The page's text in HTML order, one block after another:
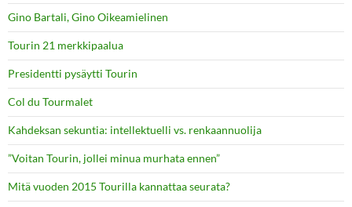
Gino Bartali, Gino Oikeamielinen
Tourin 21 merkkipaalua
Presidentti pysäytti Tourin
Col du Tourmalet
Kahdeksan sekuntia: intellektuelli vs. renkaannuolija
”Voitan Tourin, jollei minua murhata ennen”
Mitä vuoden 2015 Tourilla kannattaa seurata?